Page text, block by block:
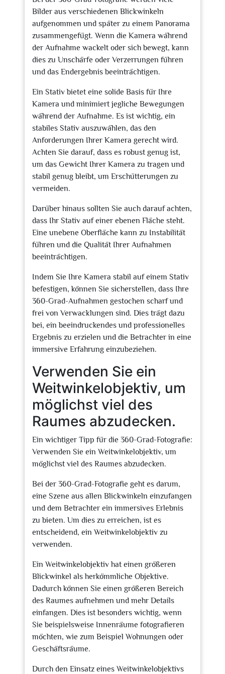
Bilder aus verschiedenen Blickwinkeln
aufgenommen und später zu einem Panorama
zusammengefügt. Wenn die Kamera während
der Aufnahme wackelt oder sich bewegt, kann
dies zu Unschärfe oder Verzerrungen führen
und das Endergebnis beeinträchtigen.
Ein Stativ bietet eine solide Basis für Ihre
Kamera und minimiert jegliche Bewegungen
während der Aufnahme. Es ist wichtig, ein
stabiles Stativ auszuwählen, das den
Anforderungen Ihrer Kamera gerecht wird.
Achten Sie darauf, dass es robust genug ist,
um das Gewicht Ihrer Kamera zu tragen und
stabil genug bleibt, um Erschütterungen zu
vermeiden.
Darüber hinaus sollten Sie auch darauf achten,
dass Ihr Stativ auf einer ebenen Fläche steht.
Eine unebene Oberfläche kann zu Instabilität
führen und die Qualität Ihrer Aufnahmen
beeinträchtigen.
Indem Sie Ihre Kamera stabil auf einem Stativ
befestigen, können Sie sicherstellen, dass Ihre
360-Grad-Aufnahmen gestochen scharf und
frei von Verwacklungen sind. Dies trägt dazu
bei, ein beeindruckendes und professionelles
Ergebnis zu erzielen und die Betrachter in eine
immersive Erfahrung einzubeziehen.
Verwenden Sie ein
Weitwinkelobjektiv, um
möglichst viel des
Raumes abzudecken.
Ein wichtiger Tipp für die 360-Grad-Fotografie:
Verwenden Sie ein Weitwinkelobjektiv, um
möglichst viel des Raumes abzudecken.
Bei der 360-Grad-Fotografie geht es darum,
eine Szene aus allen Blickwinkeln einzufangen
und dem Betrachter ein immersives Erlebnis
zu bieten. Um dies zu erreichen, ist es
entscheidend, ein Weitwinkelobjektiv zu
verwenden.
Ein Weitwinkelobjektiv hat einen größeren
Blickwinkel als herkömmliche Objektive.
Dadurch können Sie einen größeren Bereich
des Raumes aufnehmen und mehr Details
einfangen. Dies ist besonders wichtig, wenn
Sie beispielsweise Innenräume fotografieren
möchten, wie zum Beispiel Wohnungen oder
Geschäftsräume.
Durch den Einsatz eines Weitwinkelobjektivs